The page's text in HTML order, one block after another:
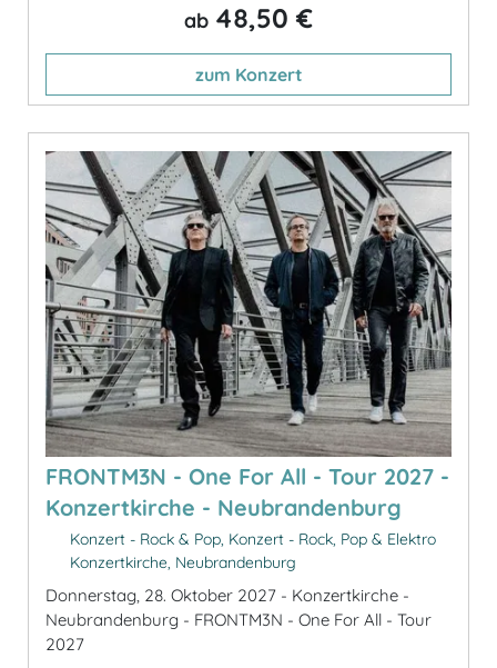
ab 48,50 €
zum Konzert
FRONTM3N - One For All - Tour 2027 -
Konzertkirche - Neubrandenburg
Konzert - Rock & Pop, Konzert - Rock, Pop & Elektro
Konzertkirche, Neubrandenburg
Donnerstag, 28. Oktober 2027 - Konzertkirche -
Neubrandenburg - FRONTM3N - One For All - Tour
2027